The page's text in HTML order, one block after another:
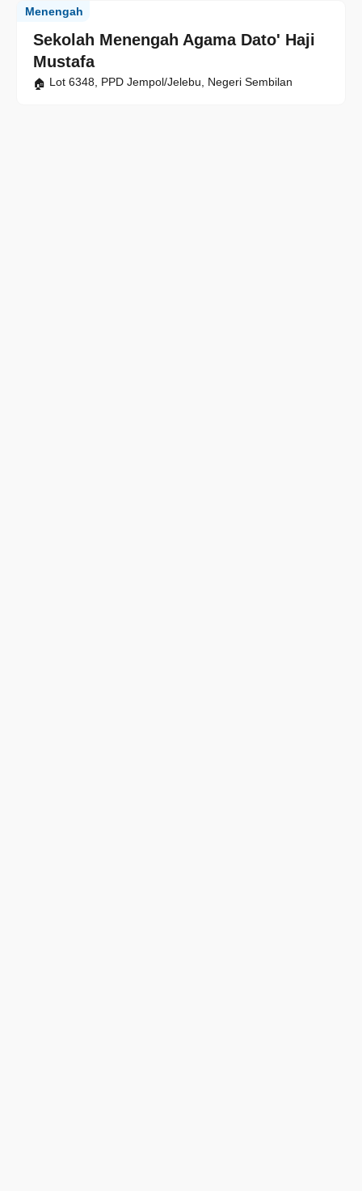
Sekolah Menengah Agama Dato' Haji
Mustafa
Menengah
Lot 6348, PPD Jempol/Jelebu, Negeri Sembilan